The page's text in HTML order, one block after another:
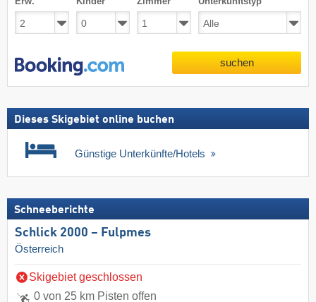
suchen
Dieses Skigebiet online buchen
Günstige Unterkünfte/Hotels
Schneeberichte
Schlick 2000 – Fulpmes
Österreich
Skigebiet geschlossen
0 von 25 km Pisten offen